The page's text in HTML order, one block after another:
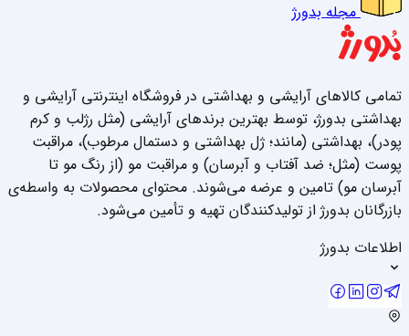
مجله بدورژ
تمامی کالاهای آرایشی و بهداشتی در فروشگاه اینترنتی آرایشی و
بهداشتی بدورژ، توسط بهترین برندهای آرایشی (مثل رژلب و کرم
پودر)، بهداشتی (مانند؛ ژل بهداشتی و دستمال مرطوب)، مراقبت
پوست (مثل؛ ضد آفتاب و آبرسان) و مراقبت مو (از رنگ مو تا
آبرسان مو) تامین و عرضه می‌شوند. محتوای محصولات به واسطه‌ی
بازرگانان بدورژ از تولیدکنندگان تهیه و تأمین می‌شود.
اطلاعات بدورژ